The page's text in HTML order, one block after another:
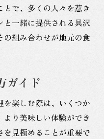
で、多くの人々を惹き
と一緒に提供される具沢
の組み合わせが地元の食
ガイド
楽しむ際は、いくつか
り美味しい体験ができ
を見極めることが重要で